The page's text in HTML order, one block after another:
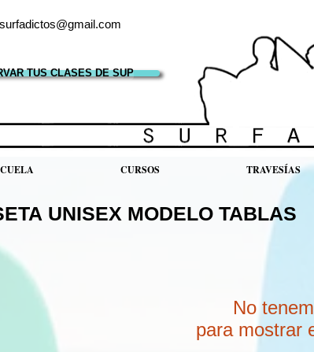
surfadictos@gmail.com
CURSOS TRAVESÍAS
TUS CLASES DE SUP
UNISEX MODELO TABLAS
No
para mostrar